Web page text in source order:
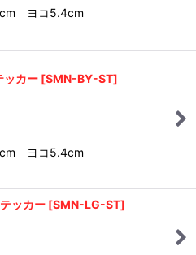
ヨコ5.4cm
ッカー [SMN-BY-ST]
ヨコ5.4cm
ッカー [SMN-LG-ST]